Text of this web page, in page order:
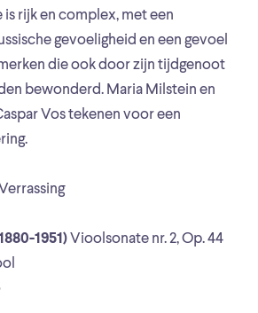
is rijk en complex, met een
gevoeligheid en een gevoel
die ook door zijn tijdgenoot
bewonderd. Maria Milstein en
Vos tekenen voor een
1951)Vioolsonate nr. 2, Op. 44